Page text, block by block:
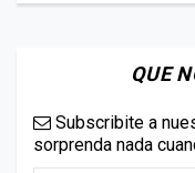
QUE
Subscribite a
sorprenda nada